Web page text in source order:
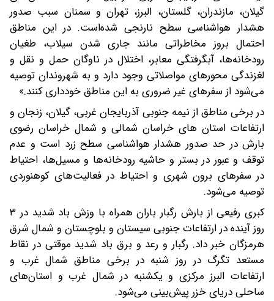
گیلان، مازندران، گلستان، البرز، تهران و سمنان سبب صدور
هشدار هواشناسی سطح نارنجی شده‌است. در این مناطق
احتمال بروز مخاطراتی مانند جاری شدن سیلاب، طغیان
رودخانه‌ها، آبگرفتگی معابر، اختلال در ناوگان حمل و نقل و
لغزندگی محورهای مواصلاتی وجود دارد و به شهروندان توصیه
می‌شود از سفرهای غیر ضروری به این مناطق خودداری کنند.»
در برخی مناطق از نیمه جنوبی آذربایجان غربی، گیلان، زنجان و
ارتفاعات استان های خراسان شمالی و شمال خراسان رضوی
بارش در حد صدور هشدار هواشناسی سطح زرد است و عدم
توقف و عبور در بستر و حاشیه رودخانه‌ها و مسیل‌ها، احتیاط
در سفرهای برون شهری و احتیاط در فعالیت‌های کوهنوردی
توصیه می‌شود.
کبری رفیعی از بارش رگبار باران همراه با وزش باد شدید در ۳
روز آینده در ارتفاعات جنوبی سیستان و بلوچستان و شمال شرق
هرمزگان خبر داد. رگبار و رعد و برق باد شدید موقتی در نقاط
مستعد تگرگ در روز شنبه در برخی مناطق شمال غرب و
ارتفاعات البرز مرکزی و یکشنبه در شمال غرب و استان‌های
ساحلی دریای خزر پیش‌بینی می‌شود.